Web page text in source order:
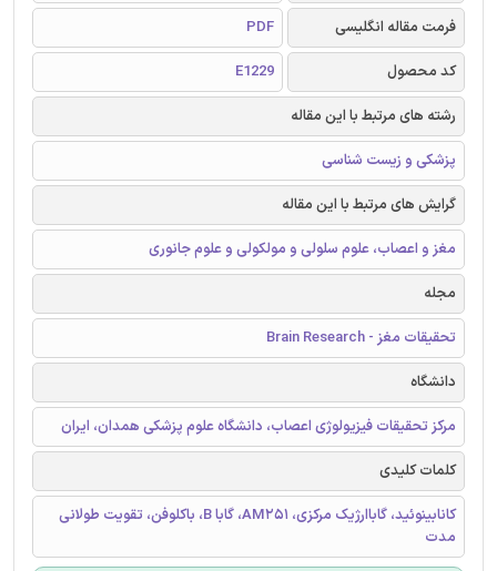
فرمت مقاله انگلیسی
PDF
کد محصول
E1229
رشته های مرتبط با این مقاله
پزشکی و زیست شناسی
گرایش های مرتبط با این مقاله
مغز و اعصاب، علوم سلولی و مولکولی و علوم جانوری
مجله
تحقیقات مغز - Brain Research
دانشگاه
مرکز تحقیقات فیزیولوژی اعصاب، دانشگاه علوم پزشکی همدان، ایران
کلمات کلیدی
کانابینوئید، گاباارژیک مرکزی، AM251، گابا B، باکلوفن، تقویت طولانی
مدت